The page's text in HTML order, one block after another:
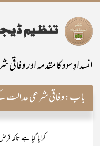
انسدادِ سود کا مقدمہ اور وفاقی
باب:وفاقی شرعی عدالت کے 14سوال اور ان کے
کرایا گیا ہے تاکہ